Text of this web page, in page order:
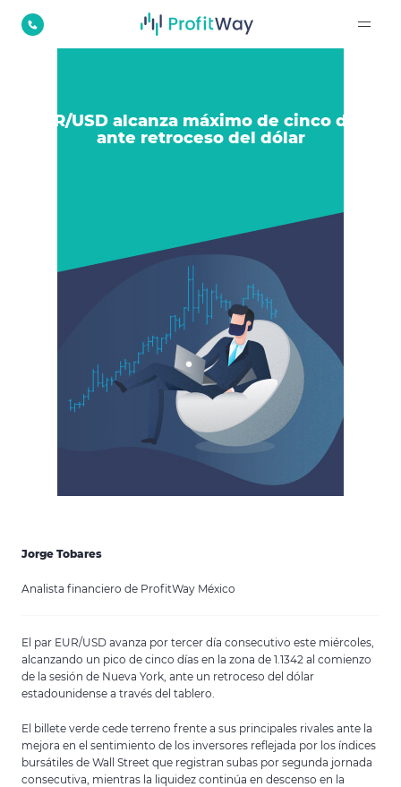
EUR/USD alcanza máximo de cinco días
ante retroceso del dólar
Jorge Tobares
Analista financiero de ProfitWay México
El par EUR/USD avanza por tercer día consecutivo este miércoles,
alcanzando un pico de cinco días en la zona de 1.1342 al comienzo
de la sesión de Nueva York, ante un retroceso del dólar
estadounidense a través del tablero.
El billete verde cede terreno frente a sus principales rivales ante la
mejora en el sentimiento de los inversores reflejada por los índices
bursátiles de Wall Street que registran subas por segunda jornada
consecutiva, mientras la liquidez continúa en descenso en la